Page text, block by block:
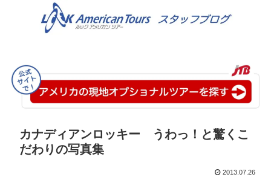
カナディアンロッキー うわっ！と驚くこ
だわりの写真集
2013.07.26